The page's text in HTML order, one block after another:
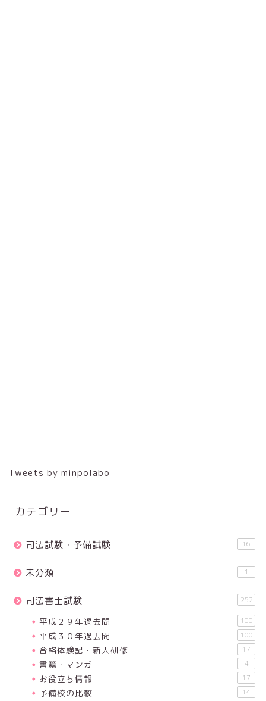
Tweets by minpolabo
カテゴリー
司法試験・予備試験 16
未分類 1
司法書士試験 252
平成２９年過去問 100
平成３０年過去問 100
合格体験記・新人研修 17
書籍・マンガ 4
お役立ち情報 17
予備校の比較 14